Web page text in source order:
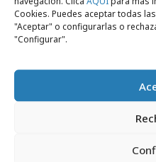
Cookies. Puedes aceptar todas
"Aceptar" o configurarlas o
"Configurar".
La Velada del Año